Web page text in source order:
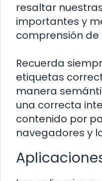
resaltar
importantes y
comprensión
Recuerda
etiquetas
manera
una correcta
contenido por
navegadores y